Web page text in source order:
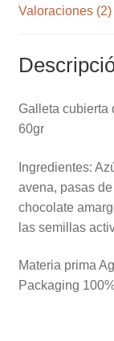
Valoraciones (2)
Galleta cubierta
60gr
Ingredientes:
avena, pasas
chocolate
las semillas
Materia prima
Packaging